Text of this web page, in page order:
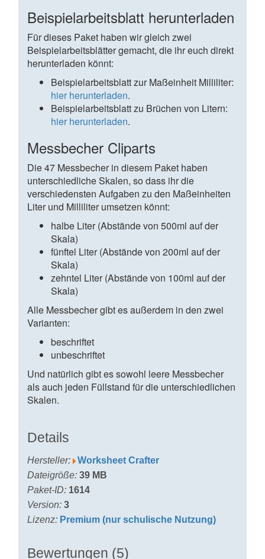
Beispielarbeitsblatt herunterladen
Für dieses Paket haben wir gleich zwei
Beispielarbeitsblätter gemacht, die ihr euch direkt
herunterladen könnt:
Beispielarbeitsblatt zur Maßeinheit Milliliter:
hier herunterladen.
Beispielarbeitsblatt zu Brüchen von Litern:
hier herunterladen.
Messbecher Cliparts
Die 47 Messbecher in diesem Paket haben
unterschiedliche Skalen, so dass ihr die
verschiedensten Aufgaben zu den Maßeinheiten
Liter und Milliliter umsetzen könnt:
halbe Liter (Abstände von 500ml auf der
Skala)
fünftel Liter (Abstände von 200ml auf der
Skala)
zehntel Liter (Abstände von 100ml auf der
Skala)
Alle Messbecher gibt es außerdem in den zwei
Varianten:
beschriftet
unbeschriftet
Und natürlich gibt es sowohl leere Messbecher
als auch jeden Füllstand für die unterschiedlichen
Skalen.
Details
Hersteller: Worksheet Crafter
Dateigröße:39 MB
Paket-ID: 1614
Version:3
Lizenz: Premium (nur schulische Nutzung)
Bewertungen (5)